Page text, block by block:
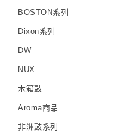
BOSTON系列
Dixon系列
DW
NUX
木箱鼓
Aroma商品
非洲鼓系列